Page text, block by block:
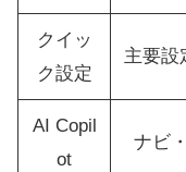
クイッ
ク設定
主要設
AI Copil
ot
ナビ